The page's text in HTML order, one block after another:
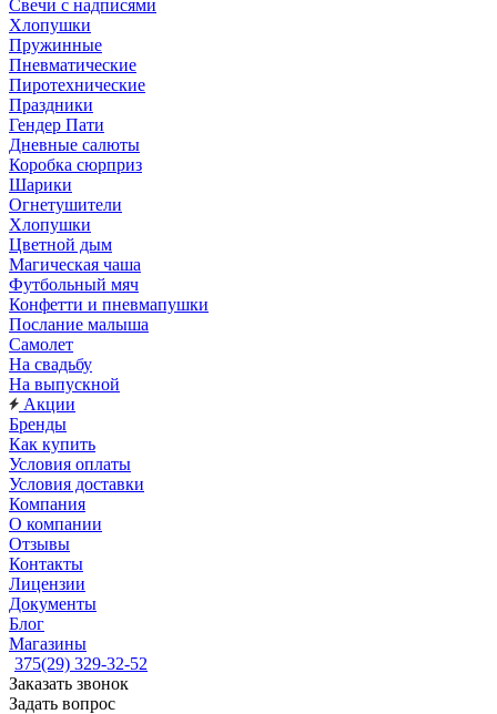
Свечи с надписями
Хлопушки
Пружинные
Пневматические
Пиротехнические
Праздники
Гендер Пати
Дневные салюты
Коробка сюрприз
Шарики
Огнетушители
Хлопушки
Цветной дым
Магическая чаша
Футбольный мяч
Конфетти и пневмапушки
Послание малыша
Самолет
На свадьбу
На выпускной
Акции
Бренды
Как купить
Условия оплаты
Условия доставки
Компания
О компании
Отзывы
Контакты
Лицензии
Документы
Блог
Магазины
375(29) 329-32-52
Заказать звонок
Задать вопрос